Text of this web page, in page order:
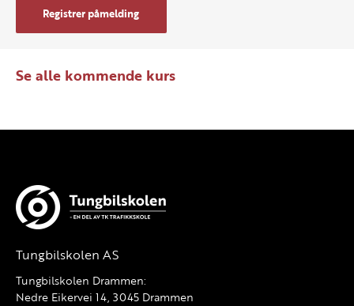
Registrer påmelding
Se alle kommende kurs
Tungbilskolen AS
Tungbilskolen Drammen:
Nedre Eikervei 14, 3045 Drammen